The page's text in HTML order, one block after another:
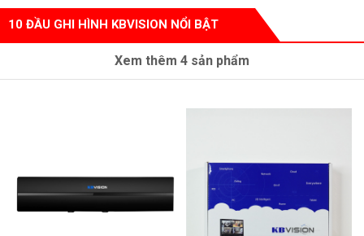
10 ĐẦU GHI HÌNH KBVISION NỔI BẬT
Xem thêm 4 sản phẩm